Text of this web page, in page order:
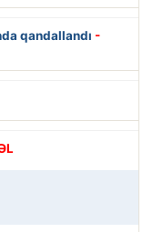
qandallandı -